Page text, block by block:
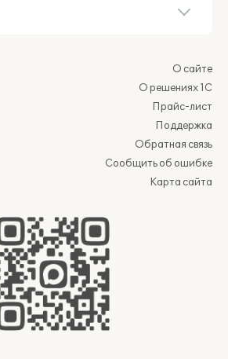
О сайте
О решениях 1С
Прайс-лист
Поддержка
Обратная связь
Сообщить об ошибке
Карта сайта